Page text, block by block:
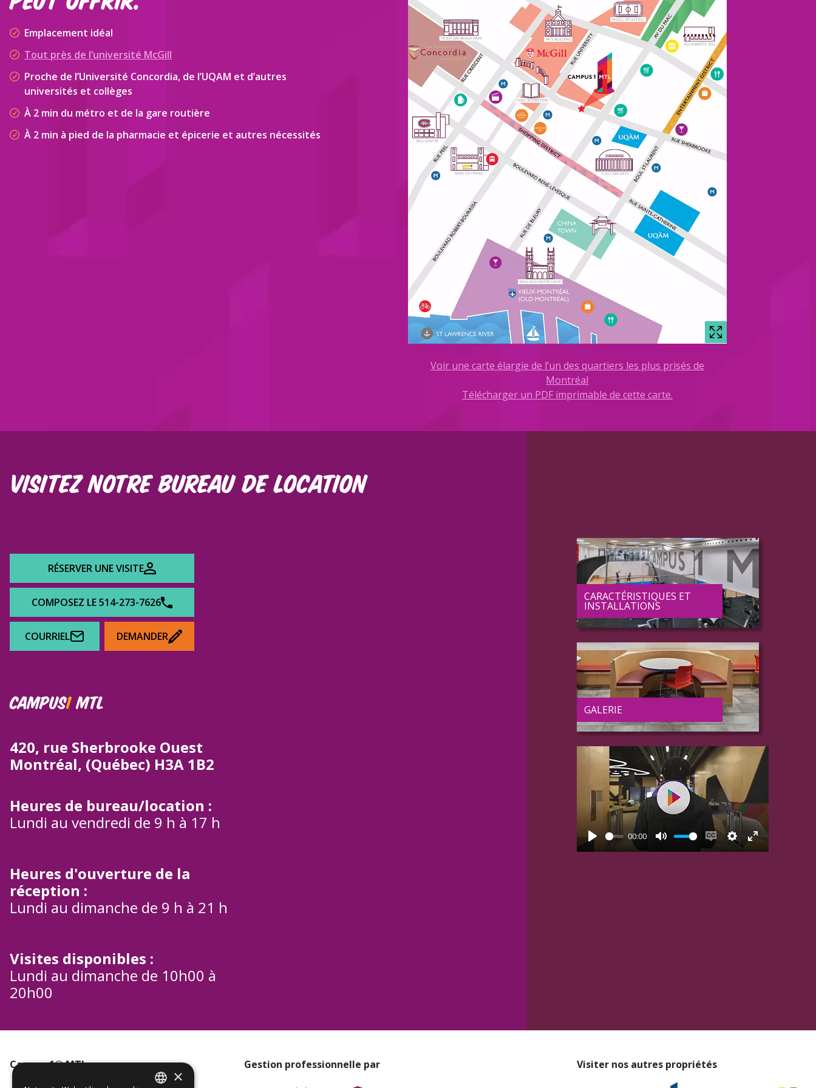
Emplacement idéal
Tout près de l’université McGill
Proche de l’Université Concordia, de l’UQAM et d’autres
universités et collèges
À 2 min du métro et de la gare routière
À 2 min à pied de la pharmacie et épicerie et autres nécessités
Voir une carte élargie de l’un des quartiers les plus prisés de
Montréal
Télécharger un PDF imprimable de cette carte.
VISITEZ NOTRE BUREAU DE LOCATION
RÉSERVER UNE VISITE
COMPOSEZ LE 514-273-7626
COURRIEL DEMANDER
CAMPUS1MTL
420, rue Sherbrooke Ouest
Montréal, (Québec) H3A 1B2
Heures de bureau/location :
Lundi au vendredi de 9 h à 17 h
Heures d'ouverture de la
réception :
Lundi au dimanche de 9 h à 21 h
Visites disponibles :
Lundi au dimanche de 10h00 à
20h00
CARACTÉRISTIQUES ET
INSTALLATIONS
GALERIE
Play
00:00
Mute Enable captions
Settings
Enter
Campus1® MTL Gestion professionnelle par Visiter nos autres propriétés
×